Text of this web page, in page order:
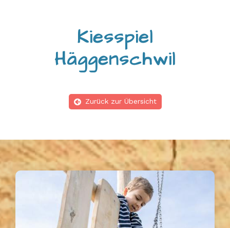
Kiesspiel
Häggenschwil
Zurück zur Übersicht